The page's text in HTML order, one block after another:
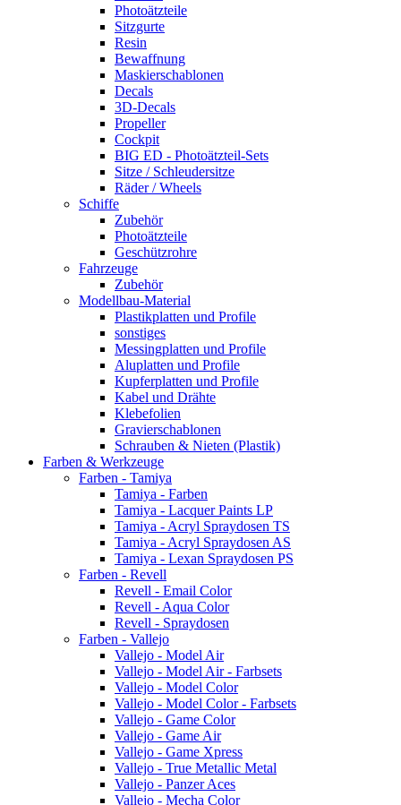
Photoätzteile
Sitzgurte
Resin
Bewaffnung
Maskierschablonen
Decals
3D-Decals
Propeller
Cockpit
BIG ED - Photoätzteil-Sets
Sitze / Schleudersitze
Räder / Wheels
Schiffe
Zubehör
Photoätzteile
Geschützrohre
Fahrzeuge
Zubehör
Modellbau-Material
Plastikplatten und Profile
sonstiges
Messingplatten und Profile
Aluplatten und Profile
Kupferplatten und Profile
Kabel und Drähte
Klebefolien
Gravierschablonen
Schrauben & Nieten (Plastik)
Farben & Werkzeuge
Farben - Tamiya
Tamiya - Farben
Tamiya - Lacquer Paints LP
Tamiya - Acryl Spraydosen TS
Tamiya - Acryl Spraydosen AS
Tamiya - Lexan Spraydosen PS
Farben - Revell
Revell - Email Color
Revell - Aqua Color
Revell - Spraydosen
Farben - Vallejo
Vallejo - Model Air
Vallejo - Model Air - Farbsets
Vallejo - Model Color
Vallejo - Model Color - Farbsets
Vallejo - Game Color
Vallejo - Game Air
Vallejo - Game Xpress
Vallejo - True Metallic Metal
Vallejo - Panzer Aces
Vallejo - Mecha Color